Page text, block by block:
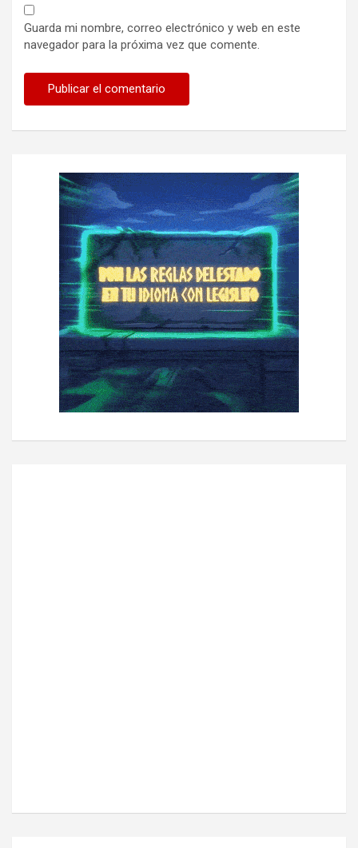
Guarda mi nombre, correo electrónico y web en este
navegador para la próxima vez que comente.